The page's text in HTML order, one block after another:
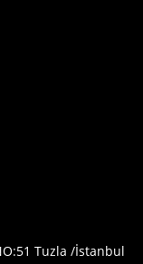
Tuzla /İstanbul